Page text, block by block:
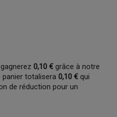
0,10 € grâce à notre
totalisera 0,10 € qui
de réduction pour un